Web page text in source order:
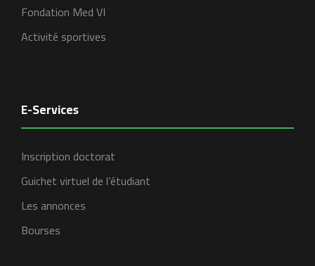
Fondation Med VI
Activité sportives
E-Services
Inscription doctorat
Guichet virtuel de l’étudiant
Les annonces
Bourses